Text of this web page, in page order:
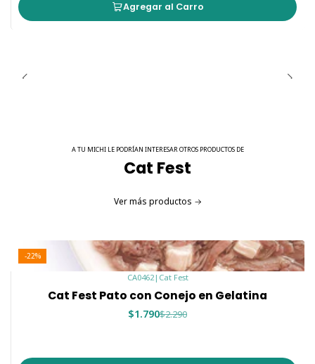
Agregar al Carro
A TU MICHI LE PODRÍAN INTERESAR OTROS PRODUCTOS DE
Cat Fest
Ver más productos
-22%
CA0462| Cat Fest
Cat Fest Pato con Conejo en Gelatina
$1.790$2.290